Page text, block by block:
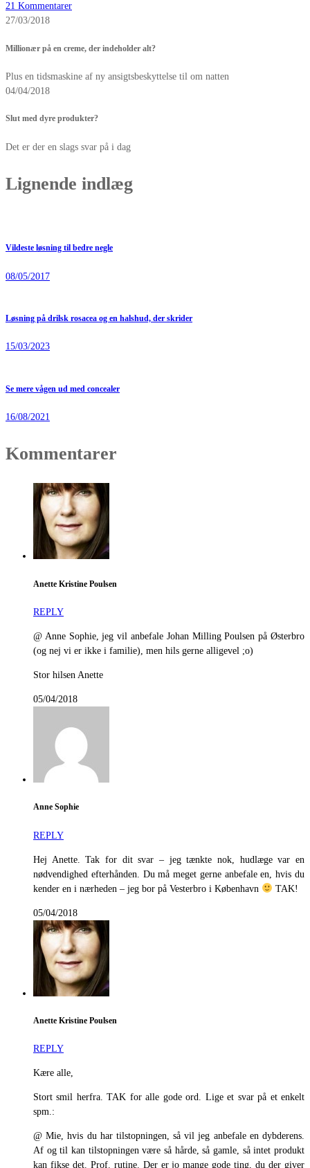
21 Kommentarer
27/03/2018
Millionær på en creme, der indeholder alt?
Plus en tidsmaskine af ny ansigtsbeskyttelse til om natten
04/04/2018
Slut med dyre produkter?
Det er der en slags svar på i dag
Lignende indlæg
Vildeste løsning til bedre negle
08/05/2017
Løsning på drilsk rosacea og en halshud, der skrider
15/03/2023
Se mere vågen ud med concealer
16/08/2021
Kommentarer
Anette Kristine Poulsen
REPLY
@ Anne Sophie, jeg vil anbefale Johan Milling Poulsen på Østerbro
(og nej vi er ikke i familie), men hils gerne alligevel ;o)
Stor hilsen Anette
05/04/2018
Anne Sophie
REPLY
Hej Anette. Tak for dit svar – jeg tænkte nok, hudlæge var en
nødvendighed efterhånden. Du må meget gerne anbefale en, hvis du
kender en i nærheden – jeg bor på Vesterbro i København
TAK!
05/04/2018
Anette Kristine Poulsen
REPLY
Kære alle,
Stort smil herfra. TAK for alle gode ord. Lige et svar på et enkelt
spm.:
@ Mie, hvis du har tilstopningen, så vil jeg anbefale en dybderens.
Af og til kan tilstopningen være så hårde, så gamle, så intet produkt
kan fikse det. Prof. rutine. Der er jo mange gode ting, du der giver